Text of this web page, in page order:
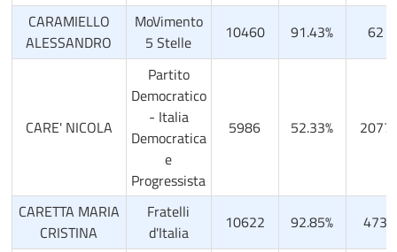
CARAMIELLO
ALESSANDRO
MoVimento
5 Stelle
10460 91.43% 62
CARE' NICOLA
Partito
Democratico
- Italia
Democratica
e
Progressista
5986 52.33% 2077
CARETTA MARIA
CRISTINA
Fratelli
d'Italia
10622 92.85% 473